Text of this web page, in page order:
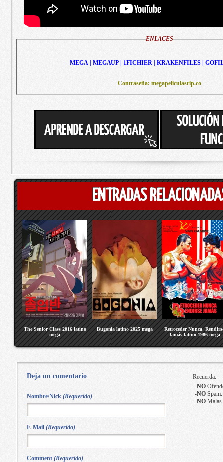
ENLACES
MEGA | MEGAUP | 1FICHIER | KRAKENFILES |
Contraseña: megapeliculasrip.co
ENTRADAS
The Senior Class 2016 latino
mega
Bugonia latino 2025 mega
Retroceder Nunca,
Jamás latino 1986 mega
Deja un comentario
Comment (Requerido)
Recuerda:
-NO
-NOSpam.
-NOMalas
Nombre/Nick (Requerido)
E-Mail (Requerido)